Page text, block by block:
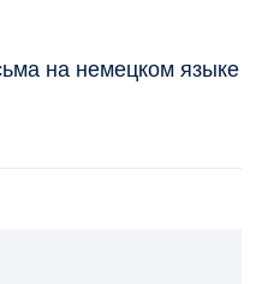
на немецком языке